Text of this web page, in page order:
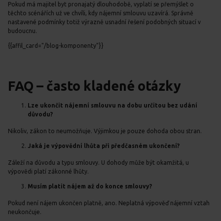
Pokud má majitel byt pronajatý dlouhodobě, vyplatí se přemýšlet o
těchto scénářích už ve chvíli, kdy nájemní smlouvu uzavírá. Správně
nastavené podmínky totiž výrazně usnadní řešení podobných situací v
budoucnu.
{{affil_card="/blog-komponenty"}}
FAQ – často kladené otázky
Lze ukončit nájemní smlouvu na dobu určitou bez udání
důvodu?
Nikoliv, zákon to neumožňuje. Výjimkou je pouze dohoda obou stran.
Jaká je výpovědní lhůta při předčasném ukončení?
Záleží na důvodu a typu smlouvy. U dohody může být okamžitá, u
výpovědi platí zákonné lhůty.
Musím platit nájem až do konce smlouvy?
Pokud není nájem ukončen platně, ano. Neplatná výpověď nájemní vztah
neukončuje.